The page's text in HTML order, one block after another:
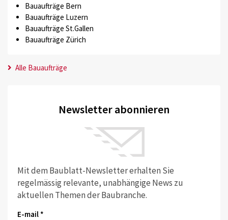
Bauaufträge Bern
Bauaufträge Luzern
Bauaufträge St.Gallen
Bauaufträge Zürich
Alle Bauaufträge
Newsletter abonnieren
Mit dem Baublatt-Newsletter erhalten Sie
regelmässig relevante, unabhängige News zu
aktuellen Themen der Baubranche.
E-mail *